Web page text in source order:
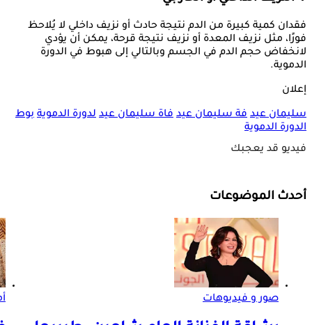
فقدان كمية كبيرة من الدم نتيجة حادث أو نزيف داخلي لا يُلاحظ
فورًا، مثل نزيف المعدة أو نزيف نتيجة قرحة، يمكن أن يؤدي
لانخفاض حجم الدم في الجسم وبالتالي إلى هبوط في الدورة
الدموية.
إعلان
سليمان عيد فة سليمان عيد فاة سليمان عيد لدورة الدموية بوط
الدورة الدموية
فيديو قد يعجبك
أحدث الموضوعات
صور و فيديوهات